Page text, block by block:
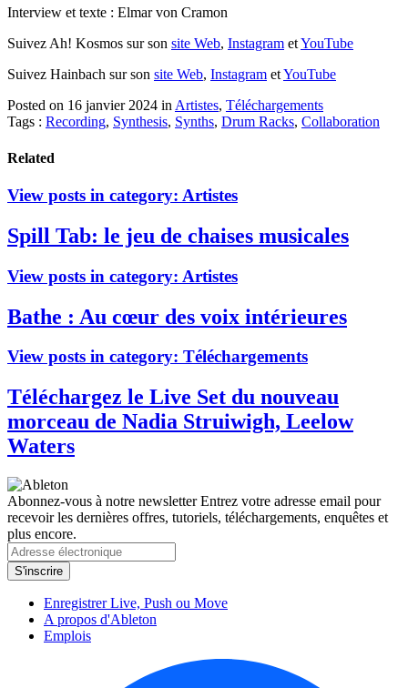
Interview et texte : Elmar von Cramon
Suivez Ah! Kosmos sur son site Web, Instagram etYouTube
Suivez Hainbach sur son site Web, Instagram etYouTube
Posted on 16 janvier 2024 in Artistes, Téléchargements
Tags : Recording, Synthesis, Synths, Drum Racks, Collaboration
Related
View posts in category: Artistes
Spill Tab: le jeu de chaises musicales
View posts in category: Artistes
Bathe : Au cœur des voix intérieures
View posts in category: Téléchargements
Téléchargez le Live Set du nouveau
morceau de Nadia Struiwigh, Leelow
Waters
Abonnez-vous à notre newsletterEntrez votre adresse email pour
recevoir les dernières offres, tutoriels, téléchargements, enquêtes et
plus encore.
Enregistrer Live, Push ou Move
A propos d'Ableton
Emplois